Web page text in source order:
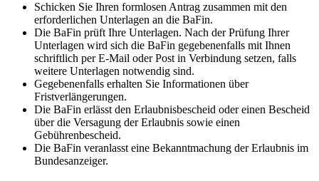
Schicken Sie Ihren formlosen Antrag zusammen mit den
erforderlichen Unterlagen an die BaFin.
Die BaFin prüft Ihre Unterlagen. Nach der Prüfung Ihrer
Unterlagen wird sich die BaFin gegebenenfalls mit Ihnen
schriftlich per E-Mail oder Post in Verbindung setzen, falls
weitere Unterlagen notwendig sind.
Gegebenenfalls erhalten Sie Informationen über
Fristverlängerungen.
Die BaFin erlässt den Erlaubnisbescheid oder einen Bescheid
über die Versagung der Erlaubnis sowie einen
Gebührenbescheid.
Die BaFin veranlasst eine Bekanntmachung der Erlaubnis im
Bundesanzeiger.